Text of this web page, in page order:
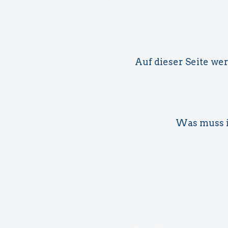
Auf dieser Seite
Was muss